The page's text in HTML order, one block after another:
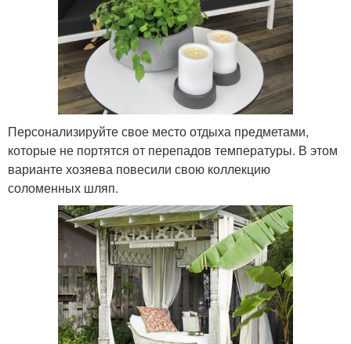
Персонализируйте свое место отдыха предметами,
которые не портятся от перепадов температуры. В этом
варианте хозяева повесили свою коллекцию
соломенных шляп.